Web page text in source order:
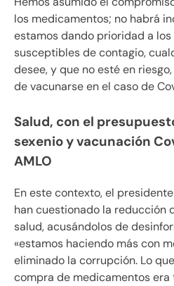
los medicamentos; no habrá
estamos dando prioridad a
susceptibles de contagio,
desee, y que no esté en
de vacunarse en el caso de
Salud, con el
sexenio y vacunación
AMLO
En este contexto, el
han cuestionado la reducción
salud, acusándolos de
«estamos haciendo más con
eliminado la corrupción. Lo
compra de medicamentos era